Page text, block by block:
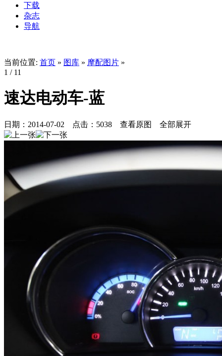
下载
杂志
导航
当前位置: 首页 » 图库 » 摩配图片 »
1 / 11
速达电动车-蓝
日期： 2014-07-02 点击： 5038 查看原图 全部展开